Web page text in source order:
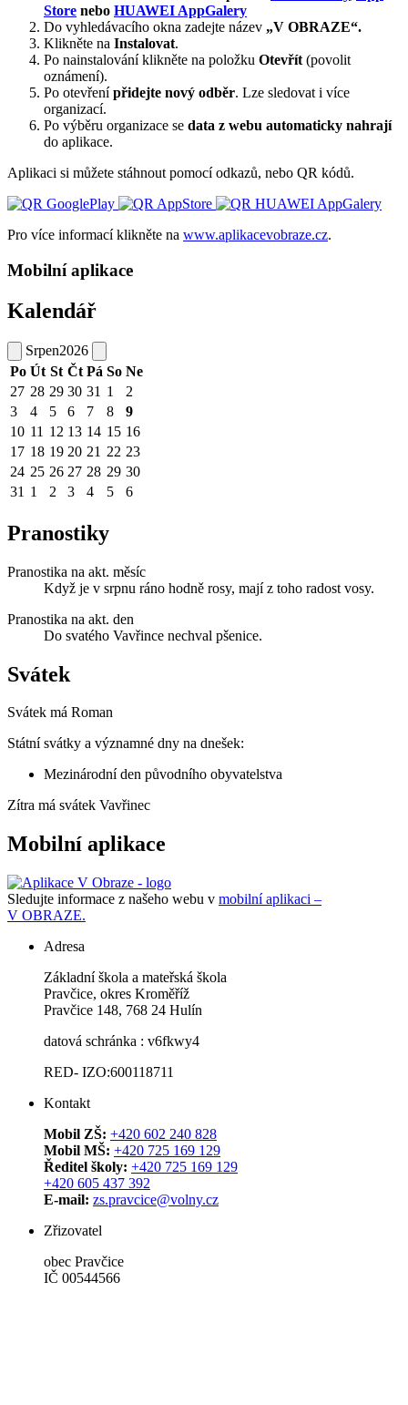
Store nebo HUAWEI AppGalery
Do vyhledávacího okna zadejte název „V OBRAZE“.
Klikněte na Instalovat.
Po nainstalování klikněte na položku Otevřít (povolit
oznámení).
Po otevřenípřidejte nový odběr. Lze sledovat i více
organizací.
Po výběru organizace se data z webu automaticky nahrají
do aplikace.
Aplikaci si můžete stáhnout pomocí odkazů, nebo QR kódů.
Pro více informací klikněte na www.aplikacevobraze.cz.
Mobilní aplikace
Kalendář
Srpen2026
Po Út St Čt Pá So Ne
27 28 29 30 31 1
2
3
4 5 6 7 8
9
10 11 12 13 14 15 16
17 18 19 20 21 22 23
24 25 26 27 28 29 30
31 1 2 3 4 5 6
Pranostiky
Pranostika na akt. měsíc
Když je v srpnu ráno hodně rosy, mají z toho radost vosy.
Pranostika na akt. den
Do svatého Vavřince nechval pšenice.
Svátek
Svátek má Roman
Státní svátky a významné dny na dnešek:
Mezinárodní den původního obyvatelstva
Zítra má svátek Vavřinec
Mobilní aplikace
Sledujte informace z našeho webu v mobilní aplikaci –
V OBRAZE.
Adresa
Základní škola a mateřská škola
Pravčice, okres Kroměříž
Pravčice 148, 768 24 Hulín
datová schránka : v6fkwy4
RED- IZO:600118711
Kontakt
Mobil ZŠ: +420 602 240 828
Mobil MŠ: +420 725 169 129
Ředitel školy: +420 725 169 129
+420 605 437 392
E-mail: zs.pravcice@volny.cz
Zřizovatel
obec Pravčice
IČ 00544566